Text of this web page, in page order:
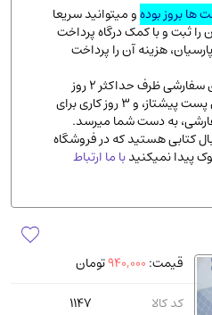
ها بروز بودهو میتوانید سریعا
را ثبت و با کمک درگاه پرداخت
هزینه آن را پرداخت
کتاب های سفارشی ظرف حداکثر 2 روز
کاری برای پست پیشتاز، و 3 روز کاری برای
به دست شما میرسد.
کتابی هستید که در فروشگاه
پیدا نمیکنیدبا ما ارتباط
قیمت: 940,000تومان
کد کالا
1147